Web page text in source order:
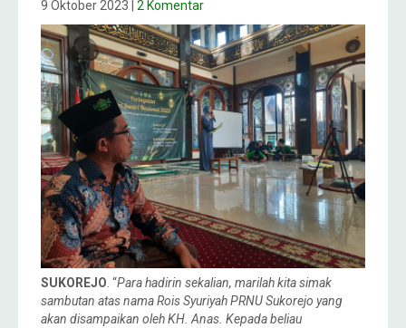
9 Oktober 2023 2 Komentar
SUKOREJO . “Para hadirin sekalian, marilah kita simak
sambutan atas nama Rois Syuriyah PRNU Sukorejo yang
akan disampaikan oleh KH. Anas. Kepada beliau